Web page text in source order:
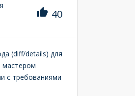
40
(diff/details) для
мастером
с требованиями